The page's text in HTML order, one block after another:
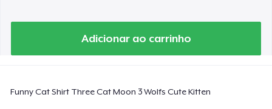
Adicionar ao carrinho
Funny Cat Shirt Three Cat Moon 3 Wolfs Cute Kitten